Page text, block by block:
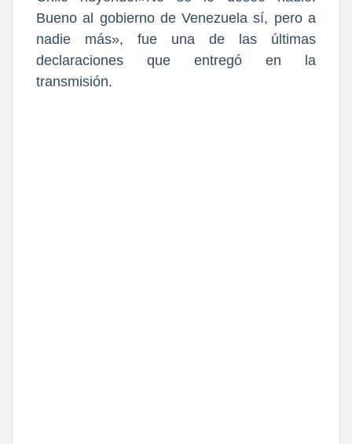
Bueno al gobierno de Venezuela sí, pero a
nadie más», fue una de las últimas
declaraciones que entregó en la
transmisión.